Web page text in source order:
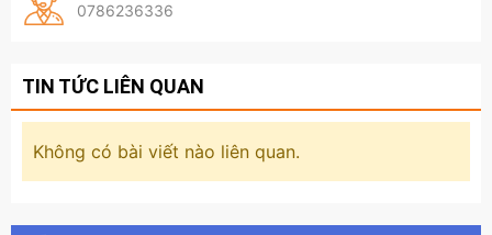
0786236336
TIN TỨC LIÊN QUAN
Không có bài viết nào liên quan.